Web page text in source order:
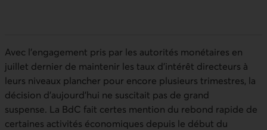
Avec l’engagement pris par les autorités monétaires en
juillet dernier de maintenir les taux d’intérêt directeurs à
leurs niveaux plancher pour encore plusieurs trimestres, la
décision d’aujourd’hui ne suscitait pas de grand
suspense. La BdC fait certes mention du rebond rapide de
certaines activités économiques depuis le début du